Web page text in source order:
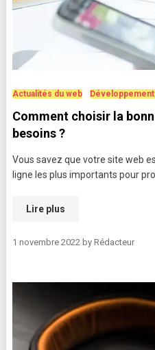
Actualités du web
Comment choisir la
besoins ?
Vous savez que votre site web
ligne les plus importants pour
Lire plus
1 novembre 2022by Rédacteur